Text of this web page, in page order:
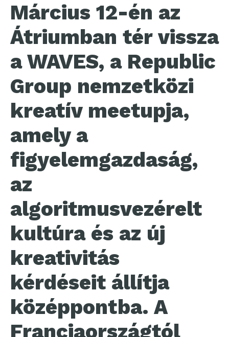
Március 12-én az
Átriumban tér vissza
a WAVES, a Republic
Group nemzetközi
kreatív meetupja,
amely a
figyelemgazdaság,
az
algoritmusvezérelt
kultúra és az új
kreativitás
kérdéseit állítja
középpontba. A
Franciaországtól